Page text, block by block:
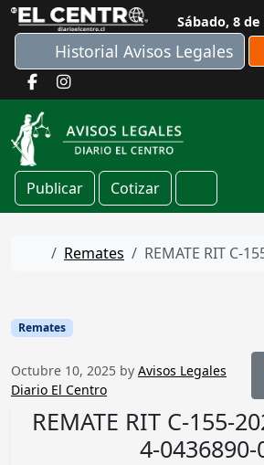
Skip to content
Sábado, 8
Historial Avisos Legales
Publicar Cotizar
Cart
Home
Remates REMATE RIT C-
Remates
Octubre 10, 2025 by Avisos Legales
Diario El Centro
REMATE RIT C-155-
4-0436890-